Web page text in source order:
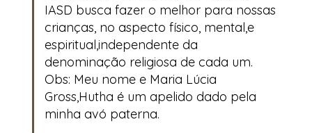
IASD busca fazer o melhor para nossas
crianças, no aspecto físico, mental,e
espiritual,independente da
denominação religiosa de cada um.
Obs: Meu nome e Maria Lúcia
Gross,Hutha é um apelido dado pela
minha avó paterna.